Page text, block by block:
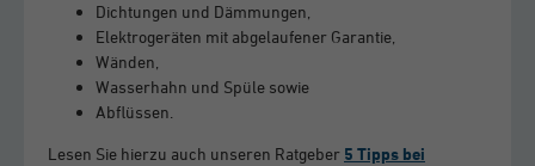
Dichtungen und Dämmungen,
Elektrogeräten mit abgelaufener Garantie,
Wänden,
Wasserhahn und Spüle sowie
Abflüssen.
Lesen Sie hierzu auch unseren Ratgeber 5 Tipps bei